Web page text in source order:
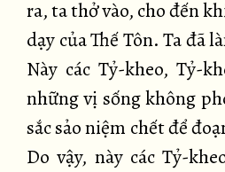
ra, ta thở vào, cho đến
dạy của Thế Tôn. Ta đã
Này các Tỷ-kheo, Tỷ-
những vị sống không
sắc sảo niệm chết để
Do vậy, này các Tỷ-